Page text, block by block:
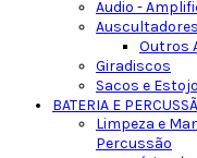
Audio -
Auscultadores
Outros
Giradiscos
Sacos e
BATERIA E
Limpeza e
Percussão